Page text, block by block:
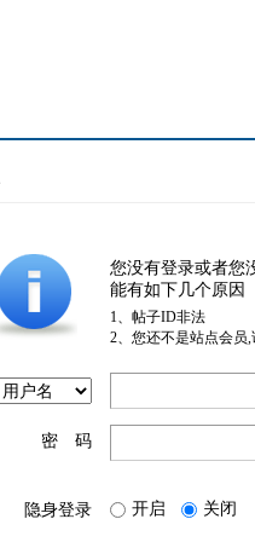
您没有登录或者您
能有如下几个原因
1、帖子ID非法
2、您还不是站点会员
密 码
隐身登录 开启 关闭